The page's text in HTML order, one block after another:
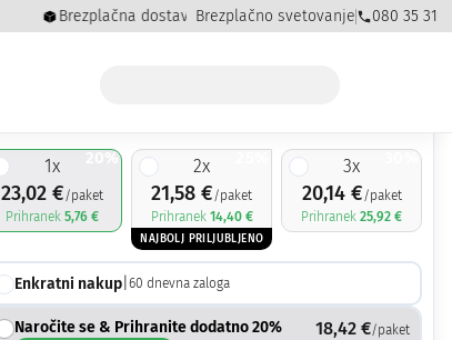
Brezplačna dostava za naročila nad 50,00 €
Brezplačno svetovanje 080 35 31
20%
1x
23,02€/paket
Prihranek5,76€
2x
21,58€/paket
Prihranek 14,40 €
NAJBOLJ PRILJUBLJENO
30%
3x
20,14 €/paket
Prihranek25,92€
Enkratni nakup |60 dnevna zaloga
Naročite se & Prihranite dodatno 20% 18,42 €/paket